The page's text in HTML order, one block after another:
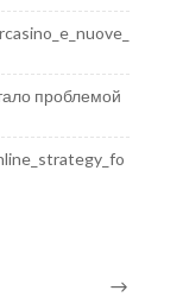
проблемой